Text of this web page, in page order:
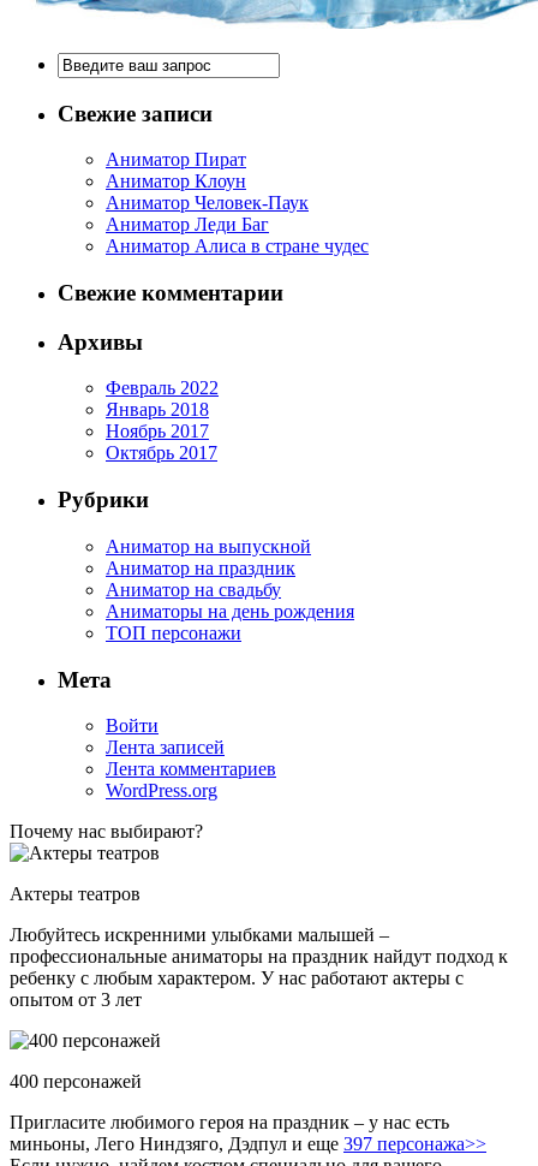
Свежие записи
Аниматор Пират
Аниматор Клоун
Аниматор Человек-Паук
Аниматор Леди Баг
Аниматор Алиса в стране чудес
Свежие комментарии
Архивы
Февраль 2022
Январь 2018
Ноябрь 2017
Октябрь 2017
Рубрики
Аниматор на выпускной
Аниматор на праздник
Аниматор на свадьбу
Аниматоры на день рождения
ТОП персонажи
Мета
Войти
Лента записей
Лента комментариев
WordPress.org
Почему нас выбирают?
Актеры театров
Любуйтесь искренними улыбками малышей –
профессиональные аниматоры на праздник найдут подход к
ребенку с любым характером. У нас работают актеры с
опытом от 3 лет
400 персонажей
Пригласите любимого героя на праздник – у нас есть
миньоны, Лего Ниндзяго, Дэдпул и еще 397 персонажа>>